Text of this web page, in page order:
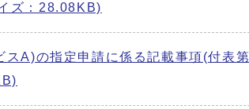
ズ：28.08KB)
A)の指定申請に係る記載事項(付表第